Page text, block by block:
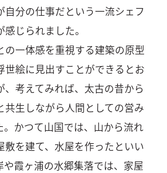
自分の仕事だという一流シェフ
じられました。
の一体感を重視する建築の原型
世絵に見出すことができるとお
、考えてみれば、太古の昔から
共生しながら人間としての営み
。かつて山国では、山から流れ
敷を建て、水屋を作ったといい
や霞ヶ浦の水郷集落では、家屋